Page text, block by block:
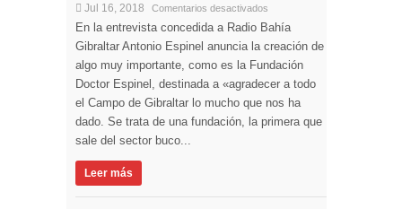
Jul 16, 2018 Comentarios desactivados
En la entrevista concedida a Radio Bahía
Gibraltar Antonio Espinel anuncia la creación de
algo muy importante, como es la Fundación
Doctor Espinel, destinada a «agradecer a todo
el Campo de Gibraltar lo mucho que nos ha
dado. Se trata de una fundación, la primera que
sale del sector buco...
Leer más